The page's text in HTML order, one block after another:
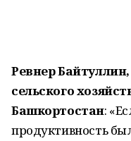
Ревнер
сельского
Башкортостан:
продуктивность